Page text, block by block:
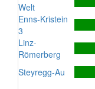
Welt
Enns-Kristein
3
Linz-
Römerberg
Steyregg-Au